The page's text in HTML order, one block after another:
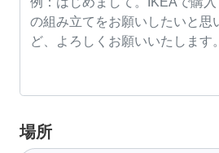
場所